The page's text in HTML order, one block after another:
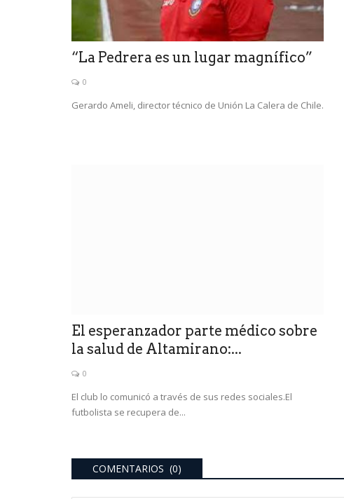
“La Pedrera es un lugar magnífico”
0
Gerardo Ameli, director técnico de Unión La Calera de Chile.
El esperanzador parte médico sobre
la salud de Altamirano:...
0
El club lo comunicó a través de sus redes sociales.El
futbolista se recupera de...
COMENTARIOS (0)